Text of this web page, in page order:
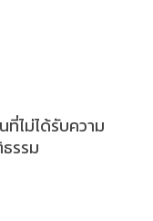
ที่ไม่ได้รับความ
รรม